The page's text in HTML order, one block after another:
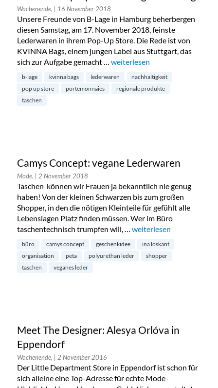
Wochenende, | 16 November 2018
Unsere Freunde von B-Lage in Hamburg beherbergen
diesen Samstag, am 17. November 2018, feinste
Lederwaren in ihrem Pop-Up Store. Die Rede ist von
KVINNA Bags, einem jungen Label aus Stuttgart, das
sich zur Aufgabe gemacht … „KVINNA Pop Up in der B-Lage
weiterlesen
b-lage kvinna bags lederwaren
nachhaltigkeit
pop up store
portemonnaies
regionale produkte
taschen
Camys Concept: vegane Lederwaren
Mode, | 2 November 2018
Taschen können wir Frauen ja bekanntlich nie genug
haben! Von der kleinen Schwarzen bis zum großen
Shopper, in den die nötigen Kleinteile für gefühlt alle
Lebenslagen Platz finden müssen. Wer im Büro
taschentechnisch trumpfen will, … „Camys Concept: vegane
weiterlesen
büro camys concept geschenkidee
ina loskant
organisation
peta polyurethan leder
shopper
taschen
veganes leder
Meet The Designer: Alesya Orlóva in
Eppendorf
Wochenende, | 2 November 2016
Der Little Department Store in Eppendorf ist schon für
sich alleine eine Top-Adresse für echte Mode-